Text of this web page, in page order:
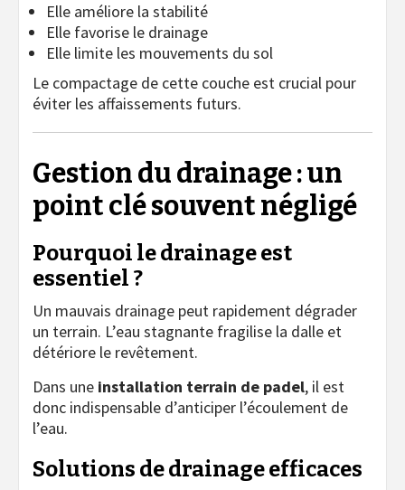
Elle améliore la stabilité
Elle favorise le drainage
Elle limite les mouvements du sol
Le compactage de cette couche est crucial pour
éviter les affaissements futurs.
Gestion du drainage : un
point clé souvent négligé
Pourquoi le drainage est
essentiel ?
Un mauvais drainage peut rapidement dégrader
un terrain. L’eau stagnante fragilise la dalle et
détériore le revêtement.
Dans une installation terrain de padel, il est
donc indispensable d’anticiper l’écoulement de
l’eau.
Solutions de drainage efficaces